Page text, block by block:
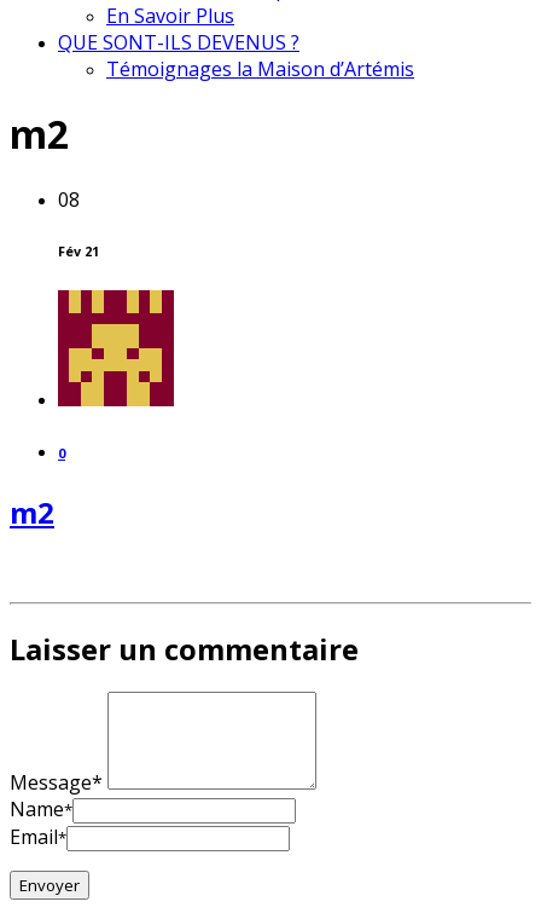
En Savoir Plus
QUE SONT-ILS DEVENUS ?
Témoignages la Maison d’Artémis
m2
08
Fév 21
0
m2
Laisser un commentaire
Message*
Name*
Email*